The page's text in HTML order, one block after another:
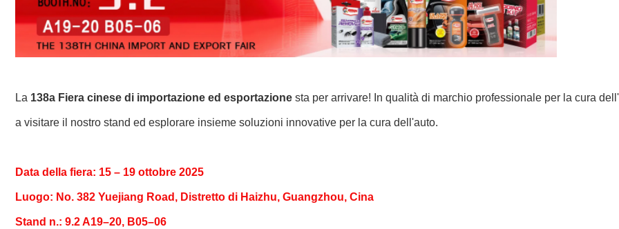
La 138a Fiera cinese di importazione ed esportazione sta per arrivare! In qualità di marchio professionale per la cura
a visitare il nostro stand ed esplorare insieme soluzioni innovative per la cura dell'auto.
Data della fiera: 15 – 19 ottobre 2025
Luogo: No. 382 Yuejiang Road, Distretto di Haizhu, Guangzhou, Cina
Stand n.: 9.2 A19–20, B05–06